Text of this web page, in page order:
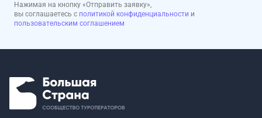
Нажимая на кнопку «Отправить заявку»,
вы соглашаетесь с политикой конфиденциальности и
пользовательским соглашением